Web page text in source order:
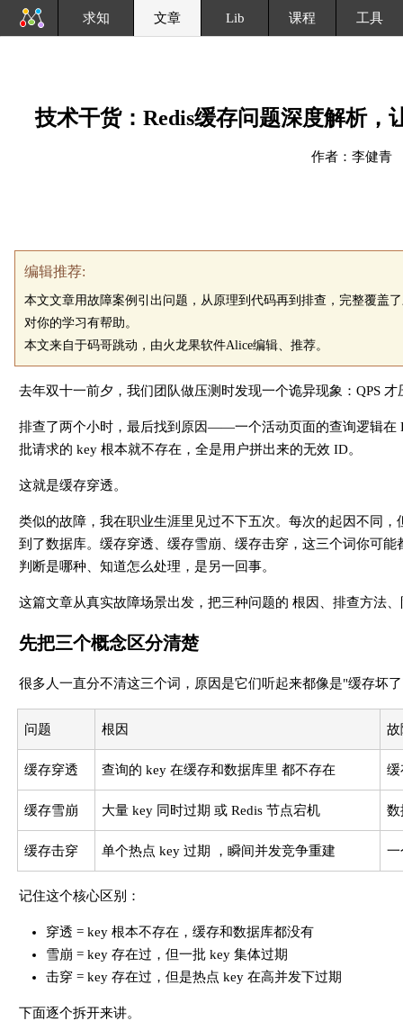
求知 文章 Lib 课程 工具
技术干货：Redis缓存问题深度解析，
作者：李健青
编辑推荐:
本文文章用故障案例引出问题，从原理到代码再到排查，完整覆盖
对你的学习有帮助。
本文来自于码哥跳动，由火龙果软件Alice编辑、推荐。
去年双十一前夕，我们团队做压测时发现一个诡异现象：QPS
排查了两个小时，最后找到原因——一个活动页面的查询逻辑在
批请求的 key 根本就不存在，全是用户拼出来的无效 ID。
这就是缓存穿透。
类似的故障，我在职业生涯里见过不下五次。每次的起因不同
到了数据库。缓存穿透、缓存雪崩、缓存击穿，这三个词你可
判断是哪种、知道怎么处理，是另一回事。
这篇文章从真实故障场景出发，把三种问题的 根因、排查方法
先把三个概念区分清楚
很多人一直分不清这三个词，原因是它们听起来都像是"缓存坏
问题 根因 故
缓存穿透 查询的 key 在缓存和数据库里 都不存在 缓
缓存雪崩 大量 key 同时过期 或 Redis 节点宕机 数
缓存击穿 单个热点 key 过期 ，瞬间并发竞争重建 一
记住这个核心区别：
穿透 = key 根本不存在，缓存和数据库都没有
雪崩 = key 存在过，但一批 key 集体过期
击穿 = key 存在过，但是热点 key 在高并发下过期
下面逐个拆开来讲。